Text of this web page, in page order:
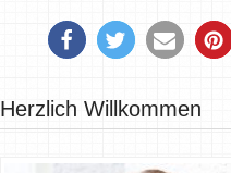
Herzlich Willkommen